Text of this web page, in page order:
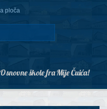
ploča
škole fra Mije Čuića!